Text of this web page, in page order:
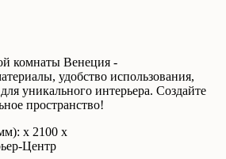
комнаты Венеция -
удобство использования,
уникального интерьера. Создайте
пространство!
х 2100 х
Центр